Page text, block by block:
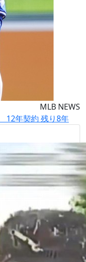
MLB NEWS
年契約 残り8年